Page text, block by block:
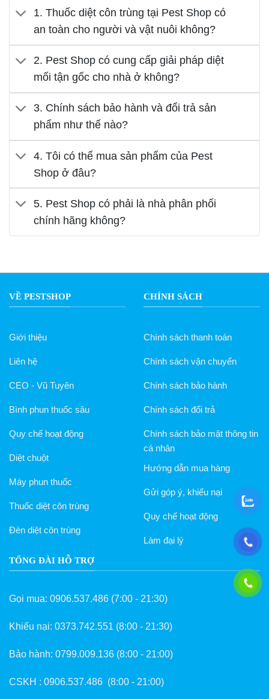
1. Thuốc diệt côn trùng tại Pest Shop có
an toàn cho người và vật nuôi không?
2. Pest Shop có cung cấp giải pháp diệt
mối tận gốc cho nhà ở không?
3. Chính sách bảo hành và đổi trả sản
phẩm như thế nào?
4. Tôi có thể mua sản phẩm của Pest
5. Pest Shop có phải là nhà phân phối
Giới thiệu
Liên hệ
CEO - Vũ Tuyên
Bình phun thuốc sâu
Quy chế hoạt động
Diệt chuột
Máy phun thuốc
Thuốc diệt côn trùng
Đèn diệt côn trùng
Chính sách thanh toán
Chính sách vận chuyển
Chính sách bảo hành
Chính sách đổi trả
cá nhân
Hướng dẫn mua hàng
Gửi góp ý, khiếu nại
Quy chế hoạt động
Gọi mua:0906.537.486(7:00 - 21:30)
Khiếu nại: 0373.742.551 (8:00 - 21:30)
Bảo hành:0799.009.136(8:00 - 21:00)